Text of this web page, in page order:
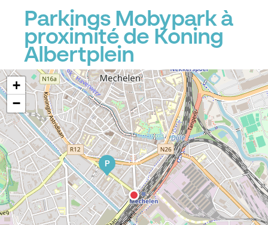
Parkings Mobypark à
proximité de Koning
Albertplein
P
+
−